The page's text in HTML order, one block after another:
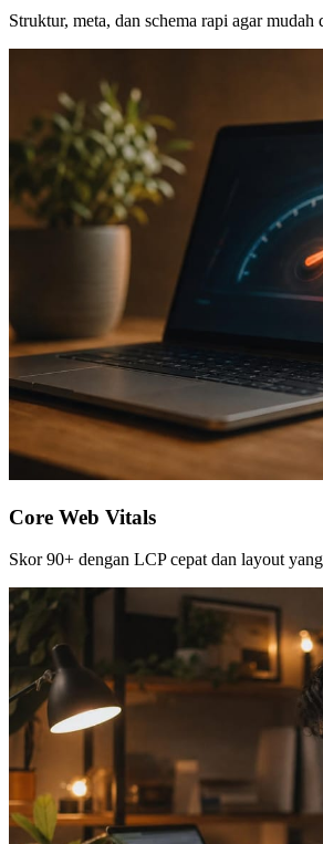
Struktur, meta, dan schema rapi agar
Core Web Vitals
Skor 90+ dengan LCP cepat dan layout